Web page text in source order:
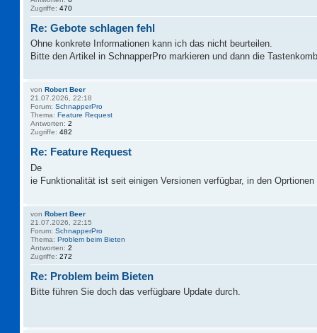
Zugriffe: 470
Re: Gebote schlagen fehl
Ohne konkrete Informationen kann ich das nicht beurteilen.
Bitte den Artikel in SchnapperPro markieren und dann die
von Robert Beer
21.07.2026, 22:18
Forum: SchnapperPro
Thema: Feature Request
Antworten: 2
Zugriffe: 482
Re: Feature Request
De
ie Funktionalität ist seit einigen Versionen verfügbar, in den
von Robert Beer
21.07.2026, 22:15
Forum: SchnapperPro
Thema: Problem beim Bieten
Antworten: 2
Zugriffe: 272
Re: Problem beim Bieten
Bitte führen Sie doch das verfügbare Update durch.